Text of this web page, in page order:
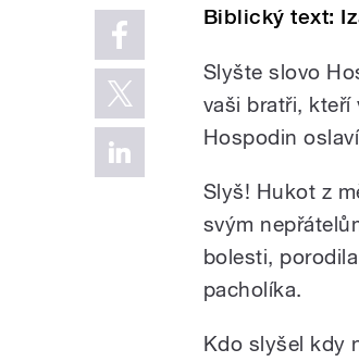
Biblický text:
Slyšte slovo
vaši bratři, kteří
Hospodin
Slyš! Hukot z
svým
bolesti,
pacholíka.
Kdo slyšel kdy